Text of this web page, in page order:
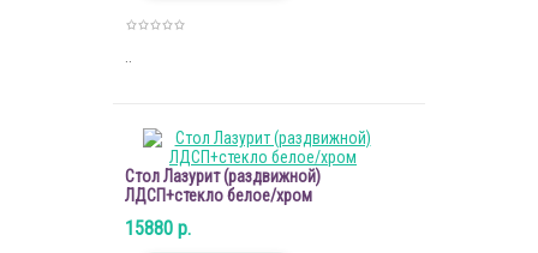
Стол Лазурит (раздвижной)
ЛДСП+стекло белое/хром
15880 р.